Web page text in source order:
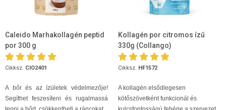
Caleido Marhakollagén peptid
por 300 g
Cikksz. CIO2401
A bőr és az ízületek védelmezője!
Segíthet feszesíteni és rugalmassá
Kollagén por citromos ízű
330g (Collangoִ)
Cikksz. HF1572
A kollagén elsődlegesen
kötőszövetként funkcionál és